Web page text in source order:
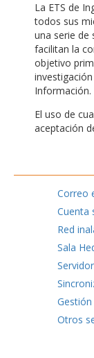
La ETS de
todos sus
una serie de
facilitan la
objetivo
Información.
El uso de
aceptación
Correo
Cuenta
Red
Sala
Otros